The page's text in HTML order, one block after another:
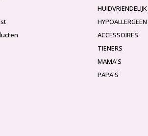
HUIDVRIENDELIJK
HYPOALLERGEEN
ACCESSOIRES
TIENERS
MAMA'S
PAPA'S